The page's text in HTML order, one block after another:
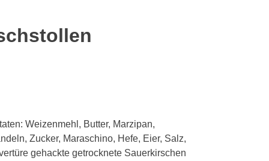
Weizenmehl, Butter, Marzipan,
Zucker, Maraschino, Hefe, Eier, Salz,
gehackte getrocknete Sauerkirschen